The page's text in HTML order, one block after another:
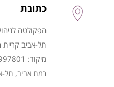
כתובת
הפקולטה
תל-אביב קריית
מיקוד: 6997801
רמת אביב, תל-